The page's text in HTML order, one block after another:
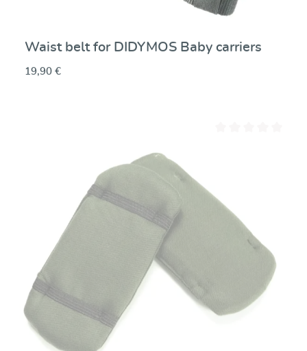
Waist belt for DIDYMOS Baby carriers
19,90 €